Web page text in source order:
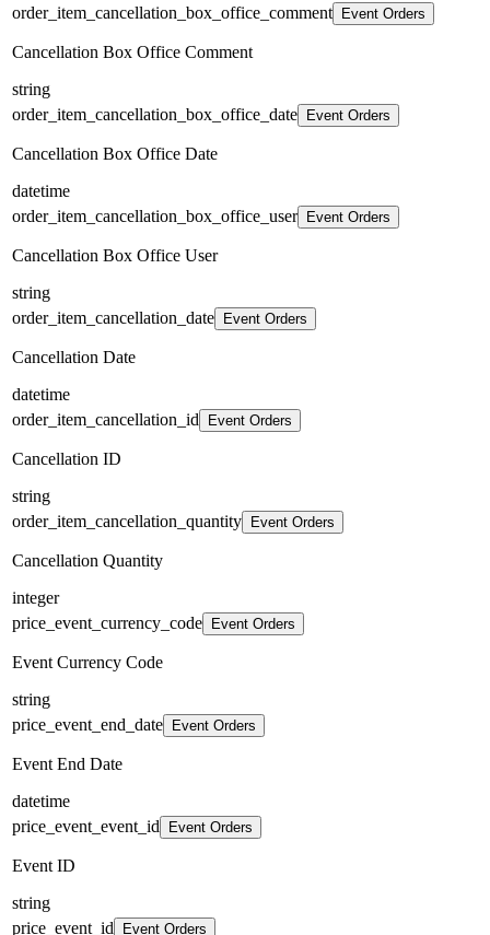
order_item_cancellation_box_office_comment Event Orders
Cancellation Box Office Comment
string
order_item_cancellation_box_office_date
Event Orders
Cancellation Box Office Date
datetime
order_item_cancellation_box_office_user
Event Orders
Cancellation Box Office User
string
order_item_cancellation_date
Event Orders
Cancellation Date
datetime
order_item_cancellation_id
Event Orders
Cancellation ID
string
order_item_cancellation_quantity
Event Orders
Cancellation Quantity
integer
price_event_currency_code
Event Orders
Event Currency Code
string
price_event_end_date
Event Orders
Event End Date
datetime
price_event_event_id
Event Orders
Event ID
string
price_event_id
Event Orders